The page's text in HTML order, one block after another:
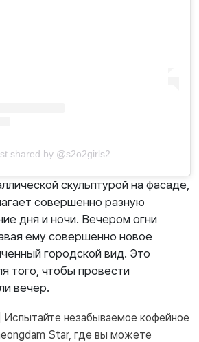
shared by @s2o2girls2
скульптурой на фасаде,
совершенно разную
дня и ночи. Вечером огни
ему совершенно новое
городской вид. Это
того, чтобы провести
вечер.
| Испытайте незабываемое кофейное
Star, где вы можете